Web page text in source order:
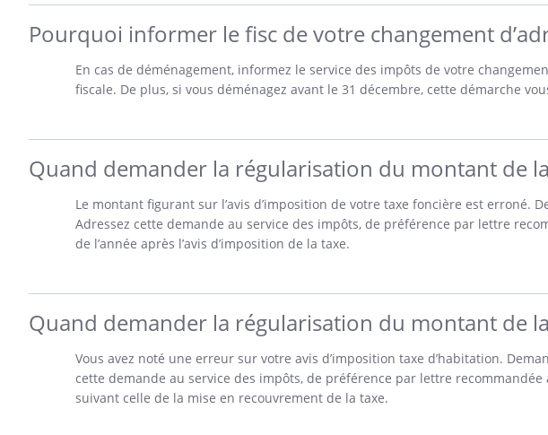
Pourquoi informer le fisc de votre changement
En cas de déménagement, informez le service des impôts de votre
fiscale. De plus, si vous déménagez avant le 31 décembre, cette démarche
Quand demander la régularisation du montant de
Le montant figurant sur l’avis d’imposition de votre taxe foncière est
Adressez cette demande au service des impôts, de préférence par lettre
de l’année après l’avis d’imposition de la taxe.
Quand demander la régularisation du montant de
Vous avez noté une erreur sur votre avis d’imposition taxe d’habitation.
cette demande au service des impôts, de préférence par lettre
suivant celle de la mise en recouvrement de la taxe.